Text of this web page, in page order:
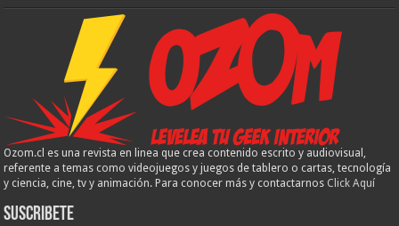
Ozom.cl es una revista en linea que crea contenido escrito y audiovisual,
referente a temas como videojuegos y juegos de tablero o cartas, tecnología
y ciencia, cine, tv y animación. Para conocer más y contactarnos Click Aquí
Suscribete